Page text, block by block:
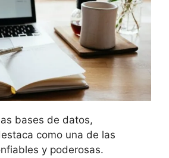
bases de datos,
como una de las
y poderosas.